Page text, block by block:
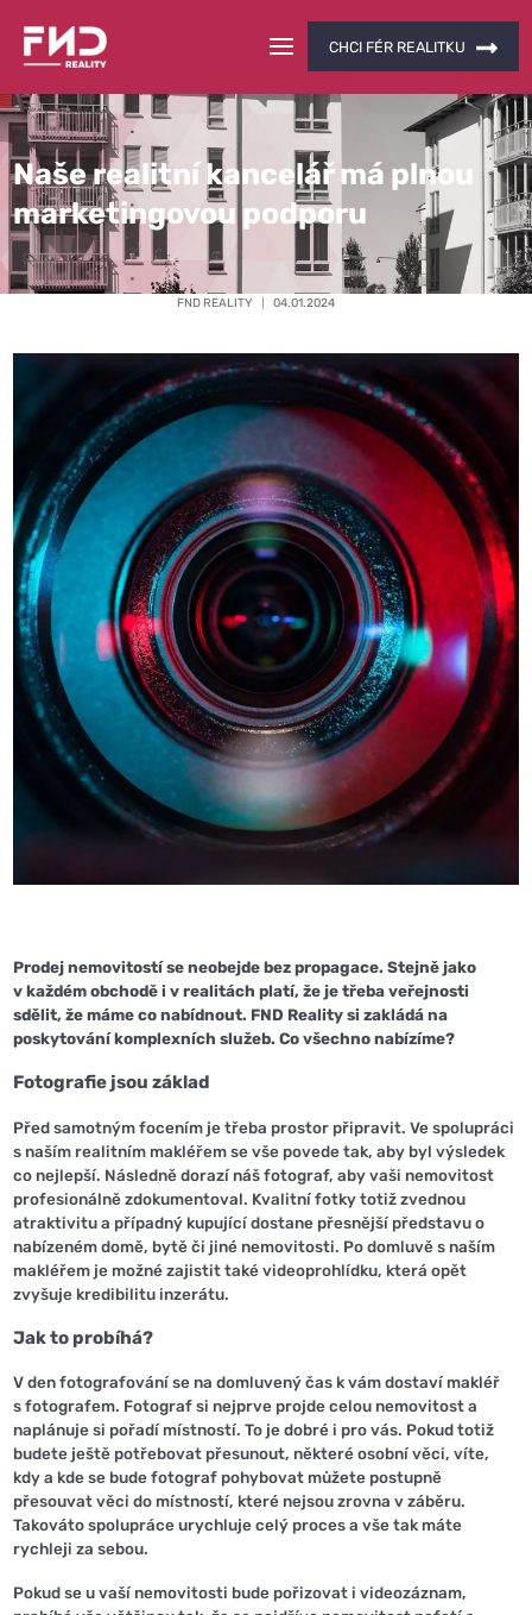
CHCI FÉR REALITKU
Naše realitní kancelář má plnou
marketingovou podporu
FND REALITY 04.01.2024
Prodej nemovitostí se neobejde bez propagace. Stejně jako
v každém obchodě i v realitách platí, že je třeba veřejnosti
sdělit, že máme co nabídnout. FND Reality si zakládá na
poskytování komplexních služeb. Co všechno nabízíme?
Fotografie jsou základ
Před samotným focením je třeba prostor připravit. Ve spolupráci
s naším realitním makléřem se vše povede tak, aby byl výsledek
co nejlepší. Následně dorazí náš fotograf, aby vaši nemovitost
profesionálně zdokumentoval. Kvalitní fotky totiž zvednou
atraktivitu a případný kupující dostane přesnější představu o
nabízeném domě, bytě či jiné nemovitosti. Po domluvě s naším
makléřem je možné zajistit také videoprohlídku, která opět
zvyšuje kredibilitu inzerátu.
Jak to probíhá?
V den fotografování se na domluvený čas k vám dostaví makléř
s fotografem. Fotograf si nejprve projde celou nemovitost a
naplánuje si pořadí místností. To je dobré i pro vás. Pokud totiž
budete ještě potřebovat přesunout, některé osobní věci, víte,
kdy a kde se bude fotograf pohybovat můžete postupně
přesouvat věci do místností, které nejsou zrovna v záběru.
Takováto spolupráce urychluje celý proces a vše tak máte
rychleji za sebou.
Pokud se u vaší nemovitosti bude pořizovat i videozáznam,